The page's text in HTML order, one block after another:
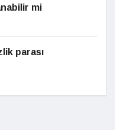
mi
parası